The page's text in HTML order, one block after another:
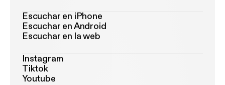
Escuchar en iPhone
Escuchar en Android
Escuchar en la web
Instagram
Tiktok
Youtube